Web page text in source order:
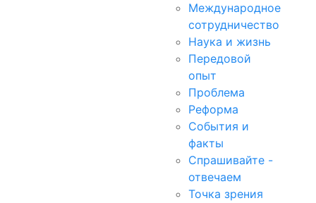
Международное
сотрудничество
Наука и жизнь
Передовой
опыт
Проблема
Реформа
События и
факты
Спрашивайте -
отвечаем
Точка зрения